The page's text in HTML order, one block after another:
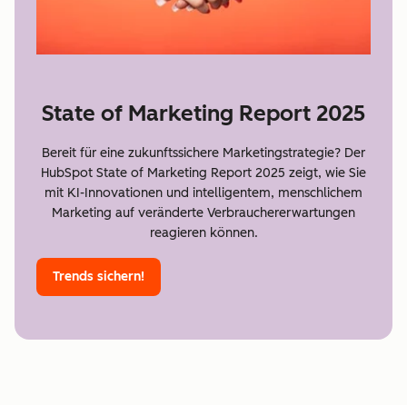
State of Marketing Report 2025
Bereit für eine zukunftssichere Marketingstrategie? Der
HubSpot State of Marketing Report 2025 zeigt, wie Sie
mit KI-Innovationen und intelligentem, menschlichem
Marketing auf veränderte Verbrauchererwartungen
reagieren können.
Trends sichern!